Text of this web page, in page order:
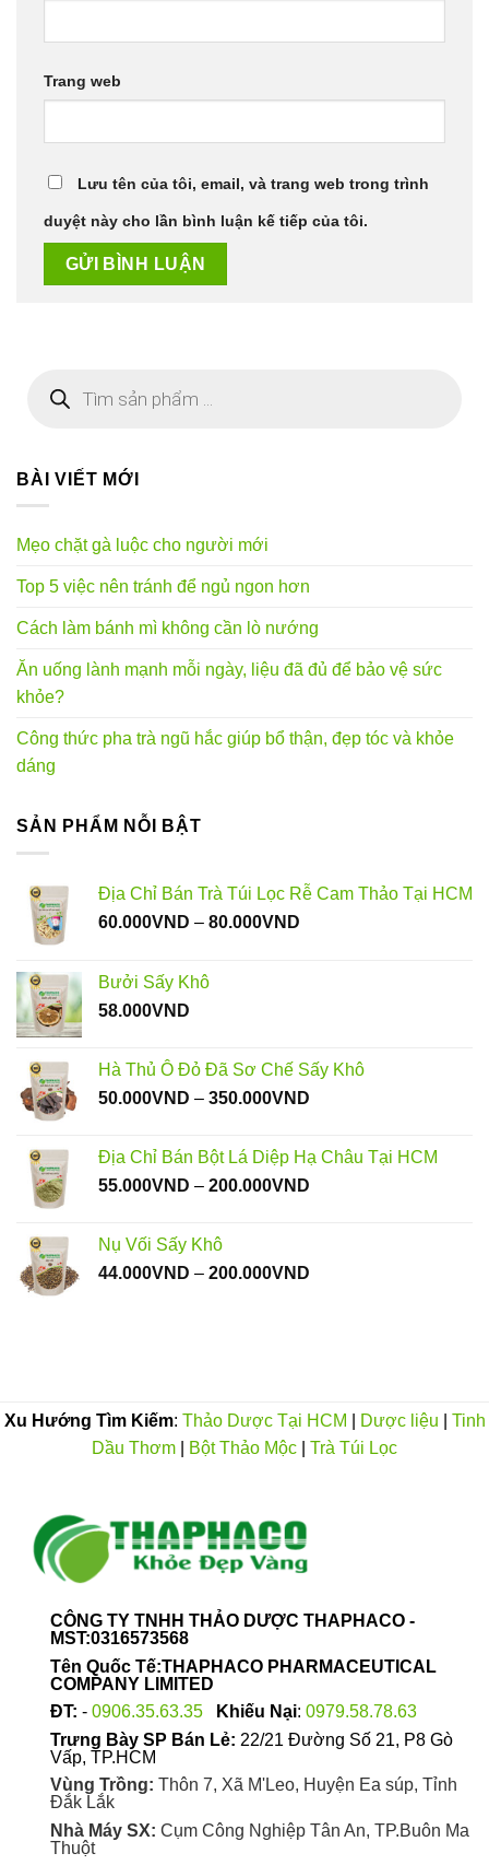
Trang web
Lưu tên của tôi, email, và trang web trong trình
duyệt này cho lần bình luận kế tiếp của tôi.
kiếm
BÀI VIẾT MỚI
Mẹo chặt gà luộc cho người mới
Top 5 việc nên tránh để ngủ ngon hơn
Cách làm bánh mì không cần lò nướng
Ăn uống lành mạnh mỗi ngày, liệu đã đủ để bảo vệ sức
khỏe?
Công thức pha trà ngũ hắc giúp bổ thận, đẹp tóc và khỏe
dáng
SẢN PHẨM NỖI BẬT
Địa Chỉ Bán Trà Túi Lọc Rễ Cam Thảo Tại HCM
60.000VND – 80.000VND
Bưởi Sấy Khô
58.000VND
Hà Thủ Ô Đỏ Đã Sơ Chế Sấy Khô
50.000VND – 350.000VND
50.000VND
Địa Chỉ Bán Bột Lá Diệp Hạ Châu Tại HCM
55.000VND – 200.000VND
Nụ Vối Sấy Khô
44.000VND – 200.000VND
Xu Hướng Tìm Kiếm: Thảo Dược Tại HCM Dược liệu
Tinh
Dầu Thơm
Bột Thảo Mộc Trà Túi Lọc
CÔNG TY TNHH THẢO DƯỢC THAPHACO -
MST:0316573568
Tên Quốc Tế:THAPHACO PHARMACEUTICAL
COMPANY LIMITED
ĐT: - 0906.35.63.35 Khiếu Nại: 0979.58.78.63
Trưng Bày SP Bán Lẻ: 22/21 Đường Số 21, P8 Gò
Vấp, TP.HCM
Vùng Trồng: Thôn 7, Xã M'Leo, Huyện Ea súp, Tỉnh
Đắk Lắk
Nhà Máy SX: Cụm Công Nghiệp Tân An, TP.Buôn Ma
Thuột